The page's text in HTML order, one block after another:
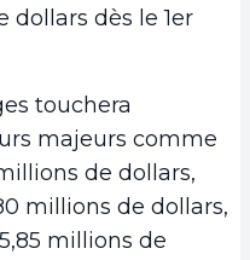
dollars dès le 1er
touchera
majeurs comme
de dollars,
millions de dollars,
millions de